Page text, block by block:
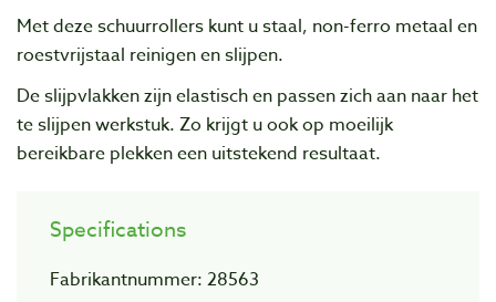
Met deze schuurrollers kunt u staal, non-ferro metaal en
roestvrijstaal reinigen en slijpen.
De slijpvlakken zijn elastisch en passen zich aan naar het
te slijpen werkstuk. Zo krijgt u ook op moeilijk
bereikbare plekken een uitstekend resultaat.
Specifications
Fabrikantnummer: 28563